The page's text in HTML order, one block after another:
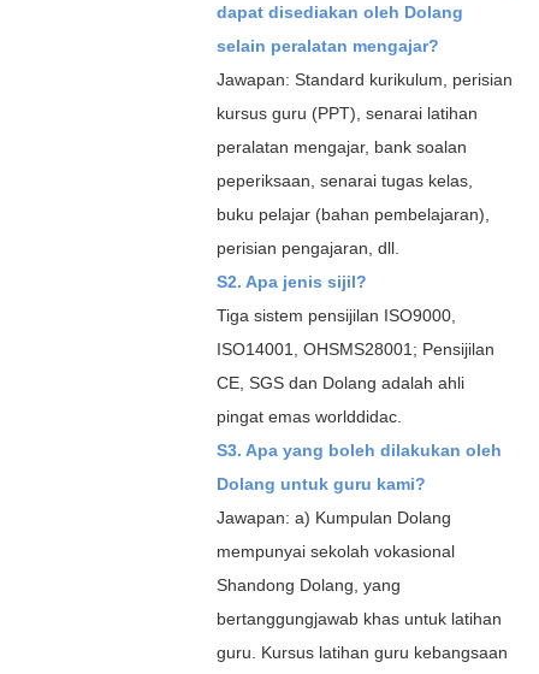
dapat disediakan oleh Dolang
selain peralatan mengajar?
Jawapan: Standard kurikulum, perisian
kursus guru (PPT), senarai latihan
peralatan mengajar, bank soalan
peperiksaan, senarai tugas kelas,
buku pelajar (bahan pembelajaran),
perisian pengajaran, dll.
S2. Apa jenis sijil?
Tiga sistem pensijilan ISO9000,
ISO14001, OHSMS28001; Pensijilan
CE, SGS dan Dolang adalah ahli
pingat emas worlddidac.
S3. Apa yang boleh dilakukan oleh
Dolang untuk guru kami?
Jawapan: a) Kumpulan Dolang
mempunyai sekolah vokasional
Shandong Dolang, yang
bertanggungjawab khas untuk latihan
guru. Kursus latihan guru kebangsaan